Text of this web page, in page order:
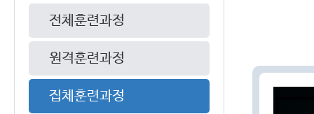
찾아오시는 길
전체훈련과정
원격훈련과정
집체훈련과정